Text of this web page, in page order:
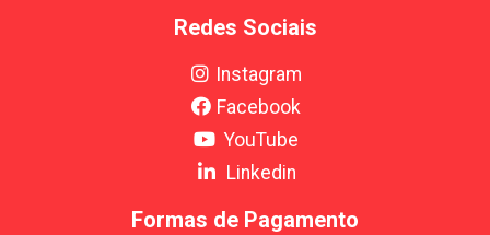
Redes Sociais
Instagram
Facebook
YouTube
Linkedin
Formas de Pagamento